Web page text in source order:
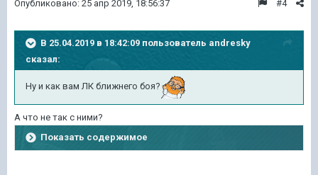
#4
Опубликовано: 25 апр 2019, 18:56:37
В 25.04.2019 в 18:42:09 пользователь andresky
сказал:
Ну и как вам ЛК ближнего боя?
А что не так с ними?
Показать содержимое